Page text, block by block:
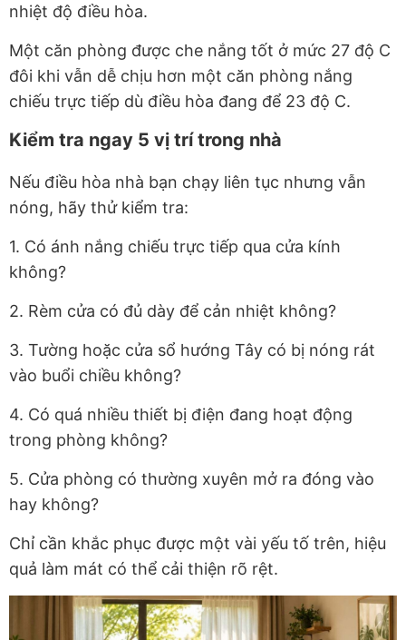
nhiệt độ điều hòa.
Một căn phòng được che nắng tốt ở mức 27 độ C
đôi khi vẫn dễ chịu hơn một căn phòng nắng
chiếu trực tiếp dù điều hòa đang để 23 độ C.
Kiểm tra ngay 5 vị trí trong nhà
Nếu điều hòa nhà bạn chạy liên tục nhưng vẫn
nóng, hãy thử kiểm tra:
1. Có ánh nắng chiếu trực tiếp qua cửa kính
không?
2. Rèm cửa có đủ dày để cản nhiệt không?
3. Tường hoặc cửa sổ hướng Tây có bị nóng rát
vào buổi chiều không?
4. Có quá nhiều thiết bị điện đang hoạt động
trong phòng không?
5. Cửa phòng có thường xuyên mở ra đóng vào
hay không?
Chỉ cần khắc phục được một vài yếu tố trên, hiệu
quả làm mát có thể cải thiện rõ rệt.